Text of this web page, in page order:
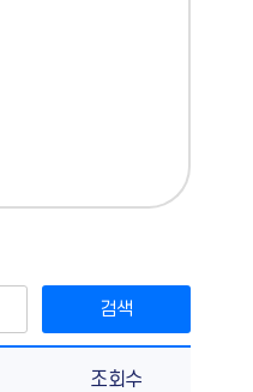
검색
조회수